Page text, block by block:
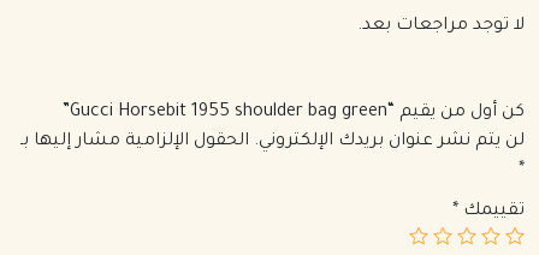
لا توجد مراجعات بعد.
كن أول من يقيم “Gucci Horsebit 1955 shoulder bag green”
لن يتم نشر عنوان بريدك الإلكتروني. الحقول الإلزامية مشار إليها بـ
*
تقييمك *